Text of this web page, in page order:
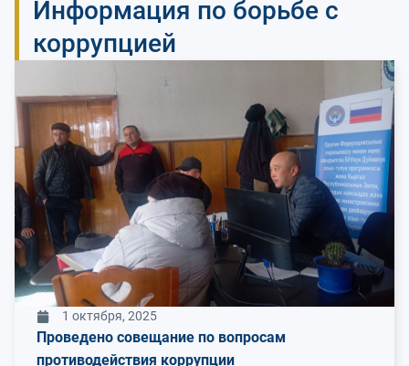
Информация по борьбе с
коррупцией
1 октября, 2025
Проведено совещание по вопросам
противодействия коррупции